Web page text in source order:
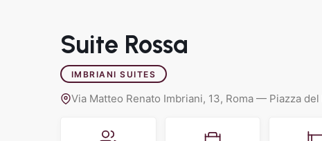
Suite Rossa
IMBRIANI SUITES
Via Matteo Renato Imbriani, 13, Roma — Piazza del